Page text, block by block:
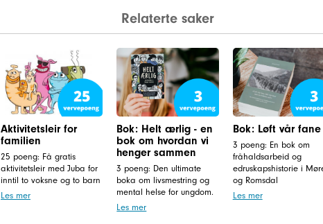
Relaterte saker
Aktivitetsleir for
familien
25 poeng: Få gratis
aktivitetsleir med Juba for
inntil to voksne og to barn
Les mer
Bok: Helt ærlig - en
bok om hvordan vi
henger sammen
3 poeng: Den ultimate
boka om livsmestring og
mental helse for ungdom.
Les mer
Bok: Løft vår fane
3 poeng: En bok om
fråhaldsarbeid og
edruskapshistorie i
og Romsdal
Les mer